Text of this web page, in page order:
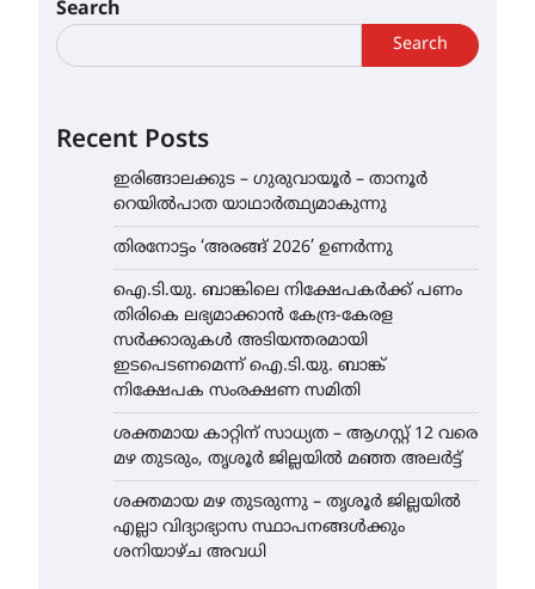
Search
Search
Recent Posts
ഇരിങ്ങാലക്കുട – ഗുരുവായൂർ – താനൂർ
റെയിൽപാത യാഥാർത്ഥ്യമാകുന്നു
തിരനോട്ടം ‘അരങ്ങ് 2026’ ഉണർന്നു
ഐ.ടി.യു. ബാങ്കിലെ നിക്ഷേപകർക്ക് പണം
തിരികെ ലഭ്യമാക്കാൻ കേന്ദ്ര-കേരള
സർക്കാരുകൾ അടിയന്തരമായി
ഇടപെടണമെന്ന് ഐ.ടി.യു. ബാങ്ക്
നിക്ഷേപക സംരക്ഷണ സമിതി
ശക്തമായ കാറ്റിന് സാധ്യത – ആഗസ്റ്റ് 12 വരെ
മഴ തുടരും, തൃശൂർ ജില്ലയിൽ മഞ്ഞ അലർട്ട്
ശക്തമായ മഴ തുടരുന്നു – തൃശൂർ ജില്ലയിൽ
എല്ലാ വിദ്യാഭ്യാസ സ്ഥാപനങ്ങൾക്കും
ശനിയാഴ്ച അവധി